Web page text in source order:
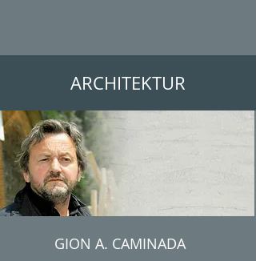
ARCHITEKTUR
GION A. CAMINADA